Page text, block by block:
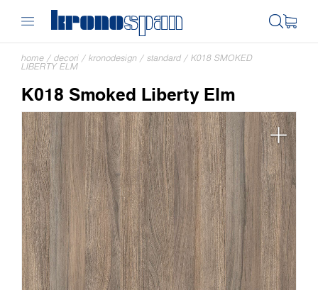
home / decori / kronodesign / standard / K018 SMOKED
LIBERTY ELM
K018 Smoked Liberty Elm